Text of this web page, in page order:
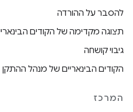
להסבר על ההורדה
תצוגה מקדימה של הקודים
גיבוי קושחה
הקודים הבינאריים של מנהל ההתקן
המרכז